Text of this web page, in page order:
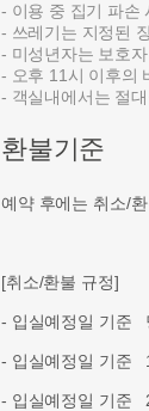
‐ 이용 중 집기 파손
‐ 쓰레기는 지정된
‐ 미성년자는 보호
‐ 오후 11시 이후의
‐ 객실내에서는 절
환불기준
예약 후에는 취소/
[취소/환불 규정]
- 입실예정일 기
- 입실예정일 기
- 입실예정일 기